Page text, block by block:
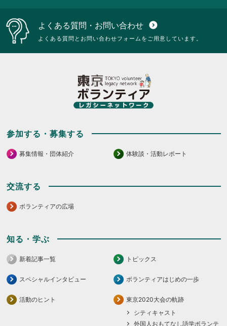
よくある質問・お問い合わせ expand_circle_down
よくある質問とお問い合わせフォームをご用意しています。
参加する・募集する
募集情報・団体紹介 体験談・活動レポート
交流する
ボランティアの広場
知る・学ぶ
新着記事一覧 トピックス
スペシャルインタビュー ボランティアはじめの一歩
活動のヒント
東京2020大会の軌跡
シティキャスト
外国人おもてなし語学ボランテ